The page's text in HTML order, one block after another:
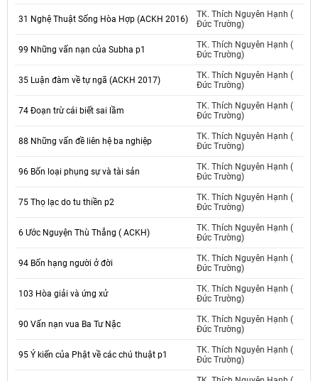
31 Nghệ Thuật Sống Hòa Hợp (ACKH 2016)
TK. Thích Nguyên Hạnh (
Đức Trường)
99 Những vấn nạn của Subha p1
TK. Thích Nguyên Hạnh (
Đức Trường)
35 Luận đàm về tự ngã (ACKH 2017)
TK. Thích Nguyên Hạnh (
Đức Trường)
74 Đoạn trừ cái biết sai lầm
TK. Thích Nguyên Hạnh (
Đức Trường)
88 Những vấn đề liên hệ ba nghiệp
TK. Thích Nguyên Hạnh (
Đức Trường)
96 Bốn loại phụng sự và tài sản
TK. Thích Nguyên Hạnh (
Đức Trường)
75 Thọ lạc do tu thiền p2
TK. Thích Nguyên Hạnh (
Đức Trường)
6 Ước Nguyện Thù Thắng ( ACKH)
TK. Thích Nguyên Hạnh (
Đức Trường)
94 Bốn hạng người ở đời
TK. Thích Nguyên Hạnh (
Đức Trường)
103 Hòa giải và ứng xử
TK. Thích Nguyên Hạnh (
Đức Trường)
90 Vấn nạn vua Ba Tư Nặc
TK. Thích Nguyên Hạnh (
Đức Trường)
95 Ý kiến của Phật về các chú thuật p1
TK. Thích Nguyên Hạnh (
Đức Trường)